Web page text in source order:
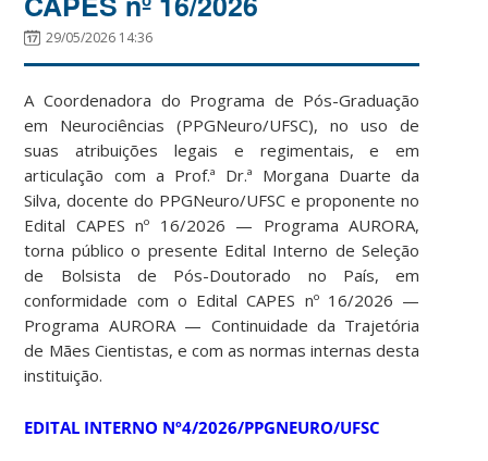
29/05/2026 14:36
A Coordenadora do Programa de Pós-Graduação
em Neurociências (PPGNeuro/UFSC), no uso de
suas atribuições legais e regimentais, e em
articulação com a Prof.ª Dr.ª Morgana Duarte da
Silva, docente do PPGNeuro/UFSC e proponente no
Edital CAPES nº 16/2026 — Programa AURORA,
torna público o presente Edital Interno de Seleção
de Bolsista de Pós-Doutorado no País, em
conformidade com o Edital CAPES nº 16/2026 —
Programa AURORA — Continuidade da Trajetória
de Mães Cientistas, e com as normas internas desta
instituição.
EDITAL INTERNO Nº4/2026/PPGNEURO/UFSC